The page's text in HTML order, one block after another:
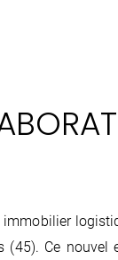
immobilier
(45). Ce